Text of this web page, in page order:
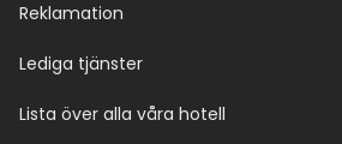
Reklamation
Lediga tjänster
Lista över alla våra hotell